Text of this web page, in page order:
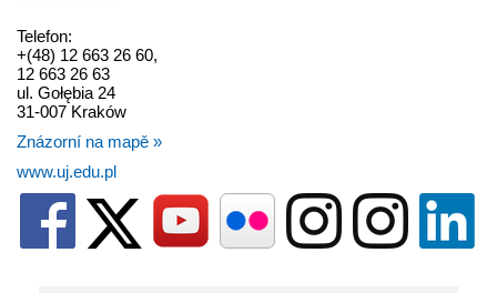
Telefon:
+(48) 12 663 26 60,
12 663 26 63
ul. Gołębia 24
31-007 Kraków
Znázorní na mapě »
www.uj.edu.pl